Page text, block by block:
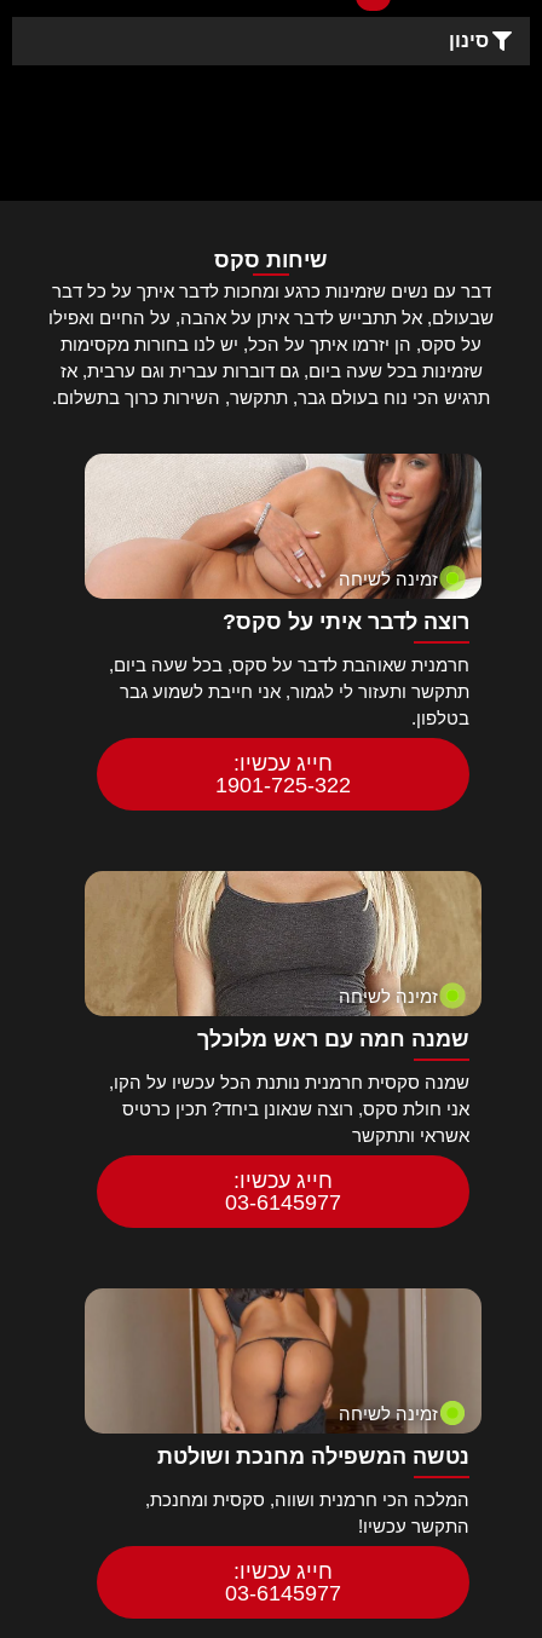
סינון
שיחות סקס
דבר עם נשים שזמינות כרגע ומחכות לדבר איתך על כל דבר
שבעולם, אל תתבייש לדבר איתן על אהבה, על החיים ואפילו
על סקס, הן יזרמו איתך על הכל, יש לנו בחורות מקסימות
שזמינות בכל שעה ביום, גם דוברות עברית וגם ערבית, אז
תרגיש הכי נוח בעולם גבר, תתקשר, השירות כרוך בתשלום.
זמינה לשיחה
רוצה לדבר איתי על סקס?
חרמנית שאוהבת לדבר על סקס, בכל שעה ביום,
תתקשר ותעזור לי לגמור, אני חייבת לשמוע גבר
בטלפון.
חייג עכשיו:
1901-725-322
זמינה לשיחה
שמנה חמה עם ראש מלוכלך
שמנה סקסית חרמנית נותנת הכל עכשיו על הקו,
אני חולת סקס, רוצה שנאונן ביחד? תכין כרטיס
אשראי ותתקשר
חייג עכשיו:
03-6145977
זמינה לשיחה
נטשה המשפילה מחנכת ושולטת
המלכה הכי חרמנית ושווה, סקסית ומחנכת,
התקשר עכשיו!
חייג עכשיו:
03-6145977